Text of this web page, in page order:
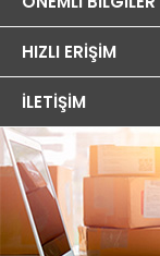
HIZLI ERIŞIM
İLETIŞIM